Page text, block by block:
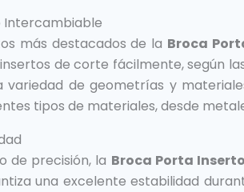
Intercambiable
más destacados de la Broca
de corte fácilmente, según
variedad de geometrías y
tipos de materiales, desde
de precisión, la Broca Porta
una excelente estabilidad